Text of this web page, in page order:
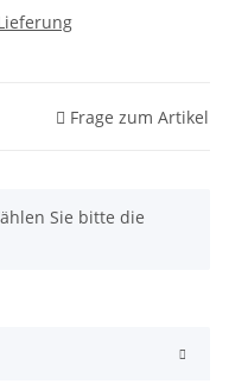
Frage zum Artikel
Sie bitte die